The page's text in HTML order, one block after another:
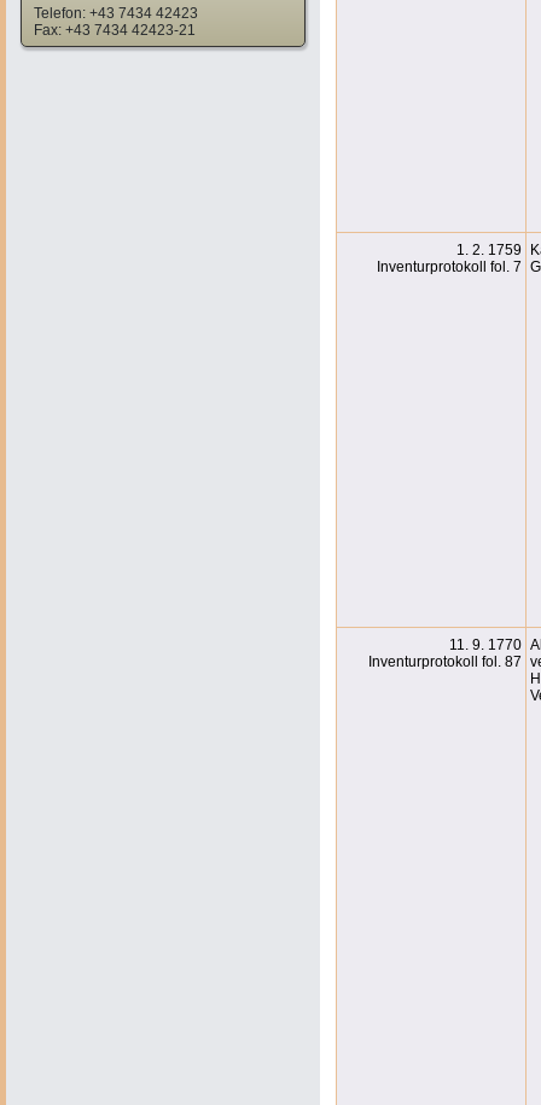
Telefon: +43 7434 42423
Fax: +43 7434 42423-21
1. 2. 1759
Inventurprotokoll fol. 7
11. 9. 1770
Inventurprotokoll fol. 87